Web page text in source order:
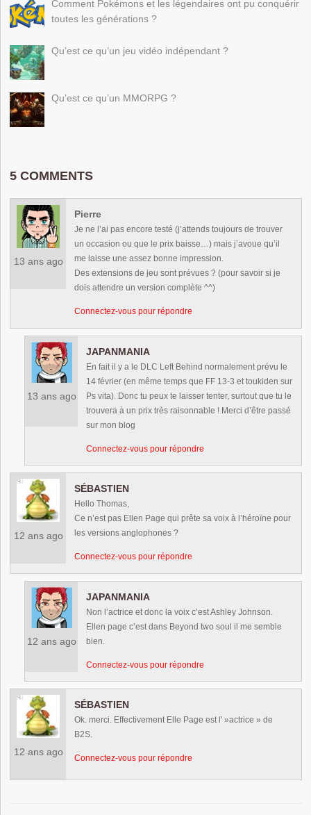
Comment Pokémons et les légendaires ont pu conquérir
toutes les générations ?
Qu’est ce qu’un jeu vidéo indépendant ?
Qu’est ce qu’un MMORPG ?
5 COMMENTS
13 ans ago
Pierre
Je ne l’ai pas encore testé (j’attends toujours de trouver
un occasion ou que le prix baisse…) mais j’avoue qu’il
me laisse une assez bonne impression.
Des extensions de jeu sont prévues ? (pour savoir si je
dois attendre un version complète ^^)
Connectez-vous pour répondre
13 ans ago
JAPANMANIA
En fait il y a le DLC Left Behind normalement prévu le
14 février (en même temps que FF 13-3 et toukiden sur
Ps vita). Donc tu peux te laisser tenter, surtout que tu le
trouvera à un prix très raisonnable ! Merci d’être passé
sur mon blog
Connectez-vous pour répondre
12 ans ago
SÉBASTIEN
Hello Thomas,
Ce n’est pas Ellen Page qui prête sa voix à l’héroïne pour
les versions anglophones ?
Connectez-vous pour répondre
12 ans ago
JAPANMANIA
Non l’actrice et donc la voix c’est Ashley Johnson.
Ellen page c’est dans Beyond two soul il me semble
bien.
Connectez-vous pour répondre
12 ans ago
SÉBASTIEN
Ok. merci. Effectivement Elle Page est l' »actrice » de
B2S.
Connectez-vous pour répondre